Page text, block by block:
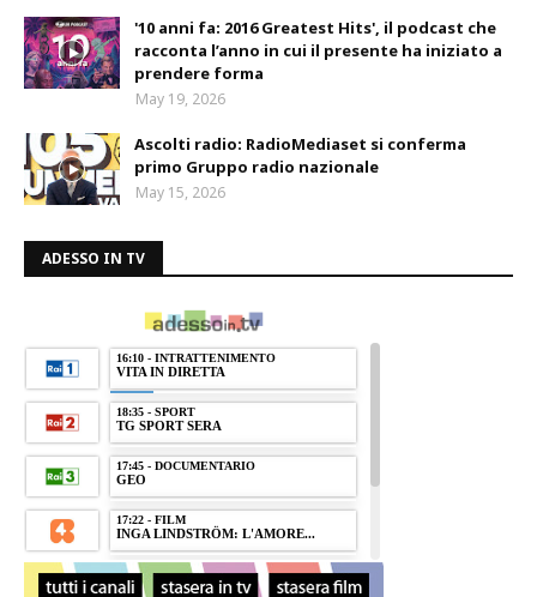
'10 anni fa: 2016 Greatest Hits', il podcast che
racconta l’anno in cui il presente ha iniziato a
prendere forma
May 19, 2026
Ascolti radio: RadioMediaset si conferma
primo Gruppo radio nazionale
May 15, 2026
ADESSO IN TV